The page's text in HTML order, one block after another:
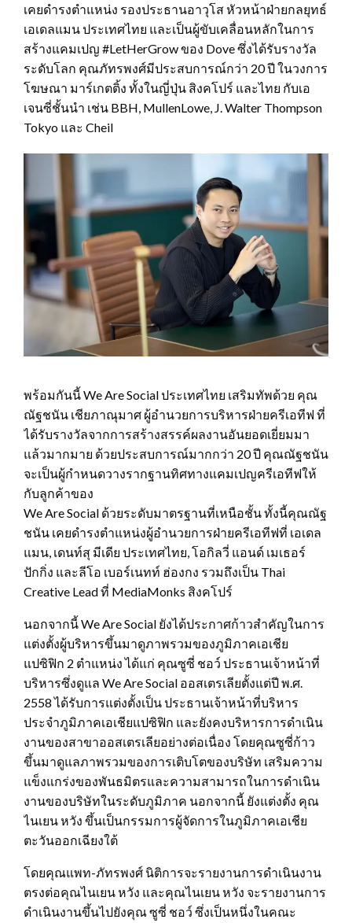
เคยดำรงตำแหน่ง รองประธานอาวุโส หัวหน้าฝ่ายกลยุทธ์
เอเดลแมน ประเทศไทย และเป็นผู้ขับเคลื่อนหลักในการ
สร้างแคมเปญ #LetHerGrow ของ Dove ซึ่งได้รับรางวัล
ระดับโลก คุณภัทรพงศ์มีประสบการณ์กว่า 20 ปี ในวงการ
โฆษณา มาร์เกตติ้ง ทั้งในญี่ปุ่น สิงคโปร์ และไทย กับเอ
เจนซี่ชั้นนำ เช่น BBH, MullenLowe, J. Walter Thompson
Tokyo และ Cheil
พร้อมกันนี้ We Are Social ประเทศไทย เสริมทัพด้วย คุณ
ณัฐชนัน เชียภาณุมาศ ผู้อำนวยการบริหารฝ่ายครีเอทีฟ ที่
ได้รับรางวัลจากการสร้างสรรค์ผลงานอันยอดเยี่ยมมา
แล้วมากมาย ด้วยประสบการณ์มากกว่า 20 ปี คุณณัฐชนัน
จะเป็นผู้กำหนดวางรากฐานทิศทางแคมเปญครีเอทีฟให้
กับลูกค้าของ
We Are Social ด้วยระดับมาตรฐานที่เหนือชั้น ทั้งนี้คุณณัฐ
ชนัน เคยดำรงตำแหน่งผู้อำนวยการฝ่ายครีเอทีฟที่ เอเดล
แมน, เดนท์สุ มีเดีย ประเทศไทย, โอกิลวี่ แอนด์ เมเธอร์
ปักกิ่ง และลีโอ เบอร์เนทท์ ฮ่องกง รวมถึงเป็น Thai
Creative Lead ที่ MediaMonks สิงคโปร์
นอกจากนี้ We Are Social ยังได้ประกาศก้าวสำคัญในการ
แต่งตั้งผู้บริหารขึ้นมาดูภาพรวมของภูมิภาคเอเชีย
แปซิฟิก 2 ตำแหน่ง ได้แก่ คุณซูซี่ ชอว์ ประธานเจ้าหน้าที่
บริหารซึ่งดูแล We Are Social ออสเตรเลียตั้งแต่ปี พ.ศ.
2558 ได้รับการแต่งตั้งเป็น ประธานเจ้าหน้าที่บริหาร
ประจำภูมิภาคเอเชียแปซิฟิก และยังคงบริหารการดำเนิน
งานของสาขาออสเตรเลียอย่างต่อเนื่อง โดยคุณซูซี่ก้าว
ขึ้นมาดูแลภาพรวมของการเติบโตของบริษัท เสริมความ
แข็งแกร่งของพันธมิตรและความสามารถในการดำเนิน
งานของบริษัทในระดับภูมิภาค นอกจากนี้ ยังแต่งตั้ง คุณ
ไนเยน หวัง ขึ้นเป็นกรรมการผู้จัดการในภูมิภาคเอเชีย
ตะวันออกเฉียงใต้
โดยคุณแพท-ภัทรพงศ์ นิติการจะรายงานการดำเนินงาน
ตรงต่อคุณไนเยน หวัง และคุณไนเยน หวัง จะรายงานการ
ดำเนินงานขึ้นไปยังคุณ ซูซี่ ชอว์ ซึ่งเป็นหนึ่งในคณะ